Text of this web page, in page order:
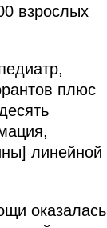
взрослых
плюс
линейной
оказалась